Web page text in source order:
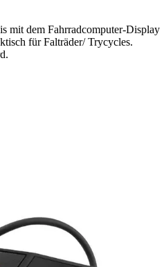
mit dem Fahrradcomputer-Display
für Falträder/ Trycycles.